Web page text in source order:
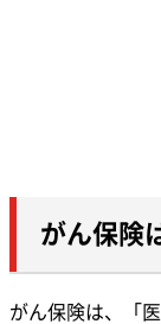
がん保険
がん保険は、「